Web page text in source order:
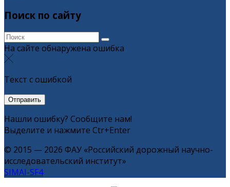
Поиск по сайту
На сайте обнаружена ошибка
Текст с ошибкой
Нашли ошибку? Сообщите нам!
Выделите и нажмите Ctr+Enter
© 2015 — 2026 ФАУ «Российский дорожный научно-
исследовательский институт»
SIMAI-SF4